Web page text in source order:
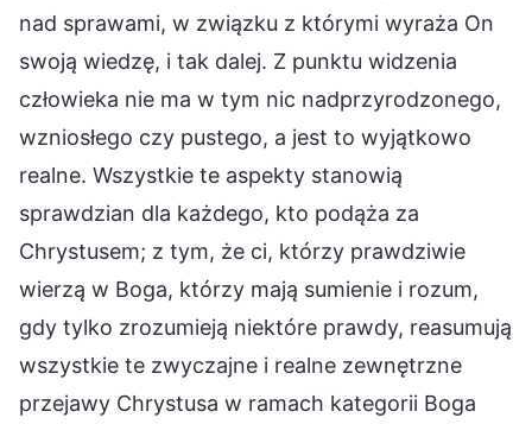
nad sprawami, w związku z którymi wyraża On
swoją wiedzę, i tak dalej. Z punktu widzenia
człowieka nie ma w tym nic nadprzyrodzonego,
wzniosłego czy pustego, a jest to wyjątkowo
realne. Wszystkie te aspekty stanowią
sprawdzian dla każdego, kto podąża za
Chrystusem; z tym, że ci, którzy prawdziwie
wierzą w Boga, którzy mają sumienie i rozum,
gdy tylko zrozumieją niektóre prawdy, reasumują
wszystkie te zwyczajne i realne zewnętrzne
przejawy Chrystusa w ramach kategorii Boga